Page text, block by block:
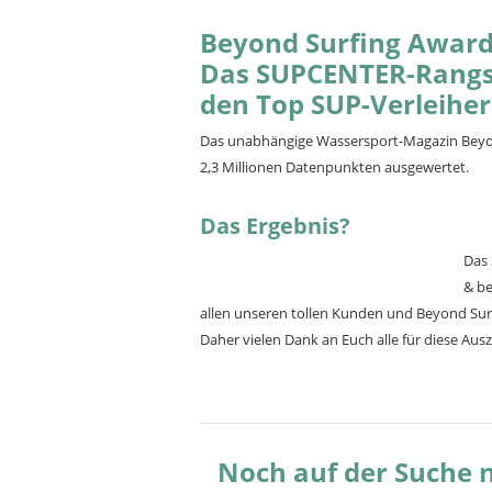
Beyond Surfing
Das SUPCENTER-
den Top SUP-
Das unabhängige Wassersport-Magazin
2,3 Millionen Datenpunkten ausgewertet.
Das Ergebnis?
&
allen unseren tollen Kunden und Beyond
Daher vielen Dank an Euch alle für diese
Noch auf der Suche